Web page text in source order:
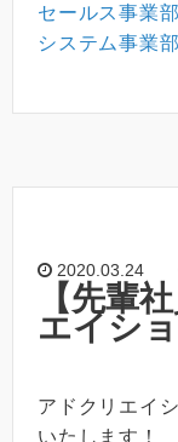
セールス事業
システム事業
2020.03.24
【先輩
エイシ
アドクリエイ
いたします！